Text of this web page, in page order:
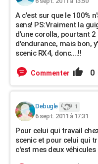
A c'est sur que le 100%
sens! PS:Vraiment la
d'une corolla, pourtant
d'endurance, mais bon,
scenic RX4, donc....!!
Commenter 0
Debugle 1
6 sept. 2011 à 17:31
Pour celui qui travail
scenic et pour celui qui
c'est mes deux véhicules